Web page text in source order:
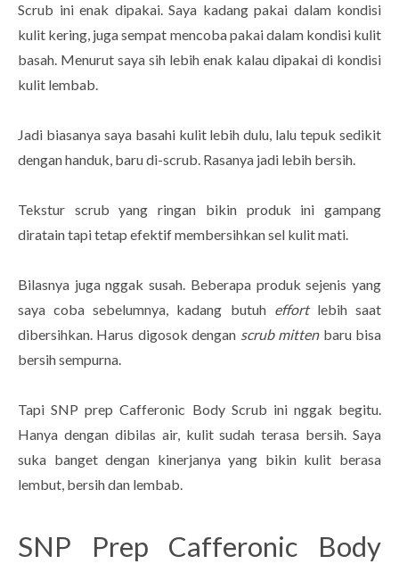
Scrub ini enak dipakai. Saya kadang pakai dalam kondisi
kulit kering, juga sempat mencoba pakai dalam kondisi kulit
basah. Menurut saya sih lebih enak kalau dipakai di kondisi
kulit lembab.
Jadi biasanya saya basahi kulit lebih dulu, lalu tepuk sedikit
dengan handuk, baru di-scrub. Rasanya jadi lebih bersih.
Tekstur scrub yang ringan bikin produk ini gampang
diratain tapi tetap efektif membersihkan sel kulit mati.
Bilasnya juga nggak susah. Beberapa produk sejenis yang
saya coba sebelumnya, kadang butuh effortlebih saat
dibersihkan. Harus digosok dengan scrub mittenbaru bisa
bersih sempurna.
Tapi SNP prep Cafferonic Body Scrub ini nggak begitu.
Hanya dengan dibilas air, kulit sudah terasa bersih. Saya
suka banget dengan kinerjanya yang bikin kulit berasa
lembut, bersih dan lembab.
SNP Prep Cafferonic Body